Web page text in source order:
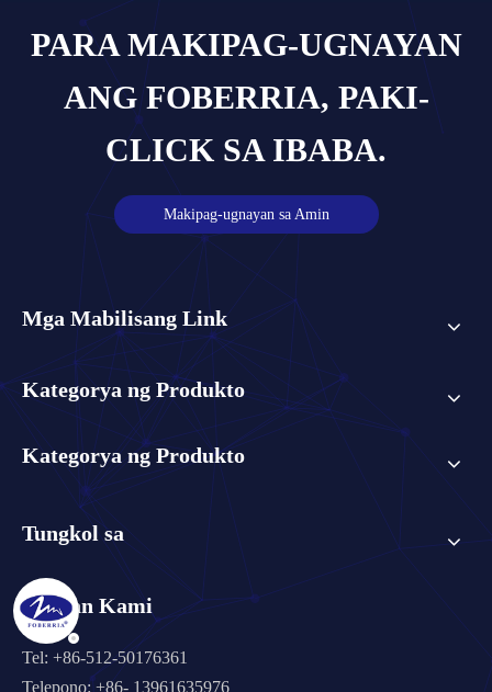
PARA MAKIPAG-UGNAYAN
ANG FOBERRIA, PAKI-
CLICK SA IBABA.
Makipag-ugnayan sa Amin
Mga Mabilisang Link
Kategorya ng Produkto
Kategorya ng Produkto
Tungkol sa
Sundan Kami
Tel: +86-512-50176361
Telepono: +86- 13961635976